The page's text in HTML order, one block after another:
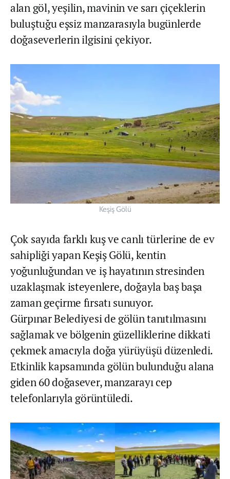
alan göl, yeşilin, mavinin ve sarı çiçeklerin
buluştuğu eşsiz manzarasıyla bugünlerde
doğaseverlerin ilgisini çekiyor.
Keşiş Gölü
Çok sayıda farklı kuş ve canlı türlerine de ev
sahipliği yapan Keşiş Gölü, kentin
yoğunluğundan ve iş hayatının stresinden
uzaklaşmak isteyenlere, doğayla baş başa
zaman geçirme fırsatı sunuyor.
Gürpınar Belediyesi de gölün tanıtılmasını
sağlamak ve bölgenin güzelliklerine dikkati
çekmek amacıyla doğa yürüyüşü düzenledi.
Etkinlik kapsamında gölün bulunduğu alana
giden 60 doğasever, manzarayı cep
telefonlarıyla görüntüledi.